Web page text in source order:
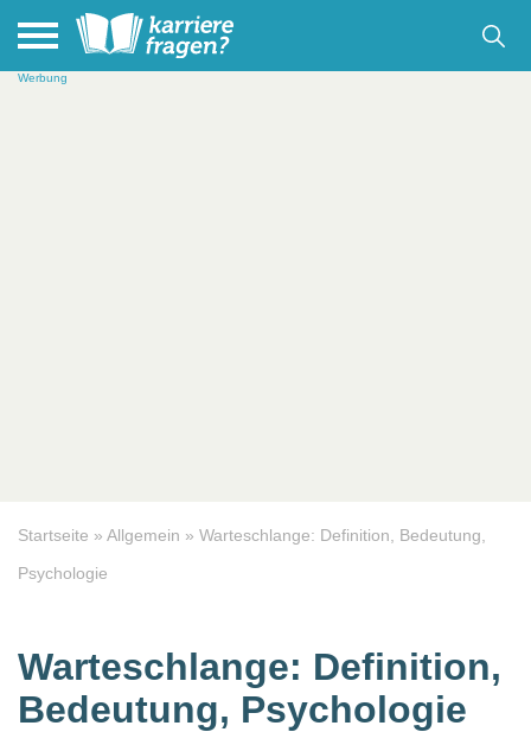
Werbung
Startseite » Allgemein » Warteschlange: Definition, Bedeutung,
Psychologie
Warteschlange: Definition,
Bedeutung, Psychologie